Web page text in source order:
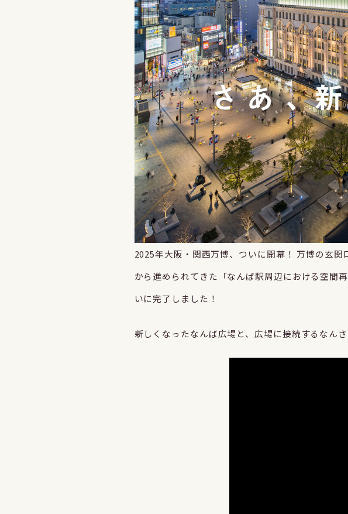
2025年大阪・関西万博、ついに開幕！ 万博の玄
から進められてきた「なんば駅周辺における空間
いに完了しました！
新しくなったなんば広場と、広場に接続するなん